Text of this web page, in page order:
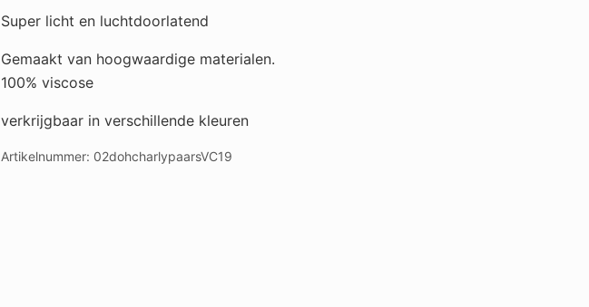
Super licht en luchtdoorlatend
Gemaakt van hoogwaardige materialen.
100% viscose
verkrijgbaar in verschillende kleuren
Artikelnummer: 02dohcharlypaarsVC19